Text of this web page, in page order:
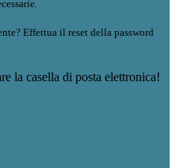
Effettua il reset della password
la casella di posta elettronica!